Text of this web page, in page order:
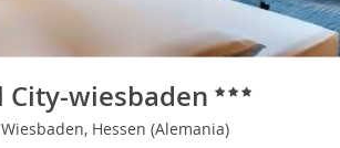
City-wiesbaden
Hessen (Alemania)